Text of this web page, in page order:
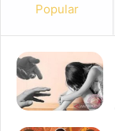
Popular